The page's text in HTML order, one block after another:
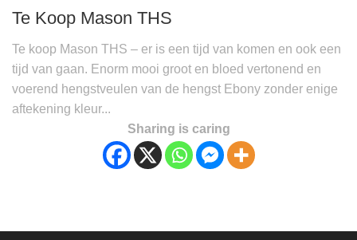
Te Koop Mason THS
Te koop Mason THS – er is een tijd van komen en ook een
tijd van gaan. Enorm mooi groot en bloed vertonend en
voerend hengstveulen van de hengst Ebony zonder enige
aftekening kleur...
Sharing is caring